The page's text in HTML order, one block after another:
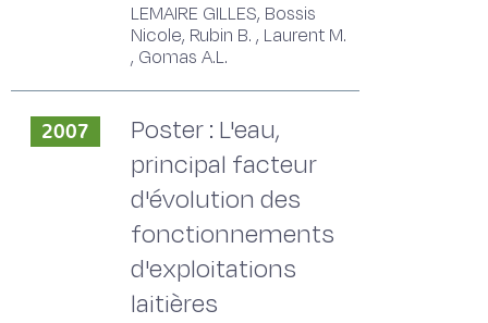
LEMAIRE GILLES, Bossis
Nicole, Rubin B. , Laurent M.
, Gomas A.L.
2007
Poster : L'eau,
principal facteur
d'évolution des
fonctionnements
d'exploitations
laitières